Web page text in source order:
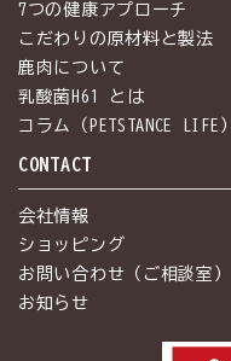
7つの健康アプローチ
こだわりの原材料と製法
鹿肉について
乳酸菌H61 とは
コラム（PETSTANCE LIFE）
CONTACT
会社情報
ショッピング
お問い合わせ（ご相談室）
お知らせ